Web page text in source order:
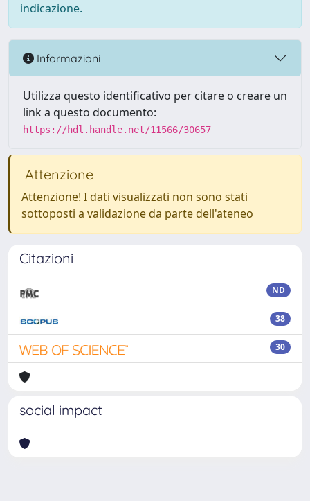
indicazione.
Informazioni
Utilizza questo identificativo per citare o creare un
link a questo documento:
https://hdl.handle.net/11566/30657
Attenzione
Attenzione! I dati visualizzati non sono stati
sottoposti a validazione da parte dell'ateneo
Citazioni
ND
38
30
social impact